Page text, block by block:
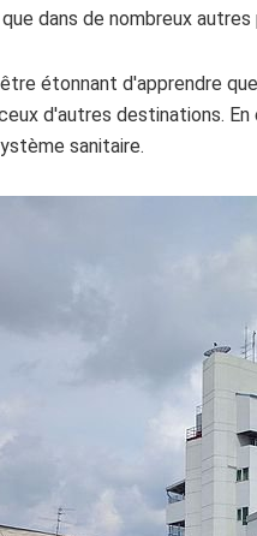
dans de nombreux autres
étonnant d'apprendre
d'autres destinations.
sanitaire.